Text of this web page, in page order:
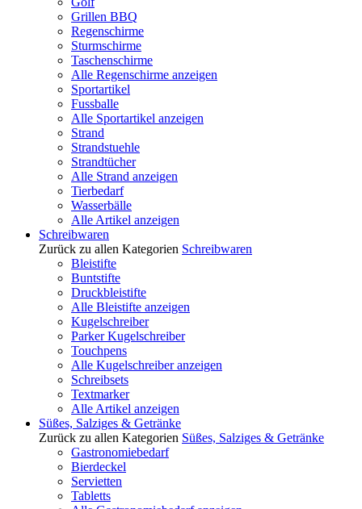
Grillen BBQ
Regenschirme
Sturmschirme
Taschenschirme
Alle Regenschirme anzeigen
Sportartikel
Fussballe
Alle Sportartikel anzeigen
Strand
Strandstuehle
Strandtücher
Alle Strand anzeigen
Tierbedarf
Wasserbälle
Alle Artikel anzeigen
Schreibwaren
Zurück zu allen Kategorien Schreibwaren
Bleistifte
Buntstifte
Druckbleistifte
Alle Bleistifte anzeigen
Kugelschreiber
Parker Kugelschreiber
Touchpens
Alle Kugelschreiber anzeigen
Schreibsets
Textmarker
Alle Artikel anzeigen
Süßes, Salziges & Getränke
Zurück zu allen Kategorien Süßes, Salziges & Getränke
Gastronomiebedarf
Bierdeckel
Servietten
Tabletts